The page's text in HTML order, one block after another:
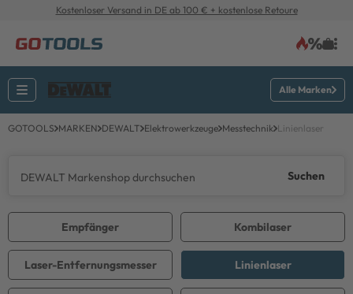
Kostenloser Versand in DE ab 100 € + kostenlose Retoure
Alle Marken
GOTOOLS MARKEN DEWALT Elektrowerkzeuge Messtechnik Linienlaser
Suchen
Empfänger Kombilaser
Linienlaser
Laser-Entfernungsmesser